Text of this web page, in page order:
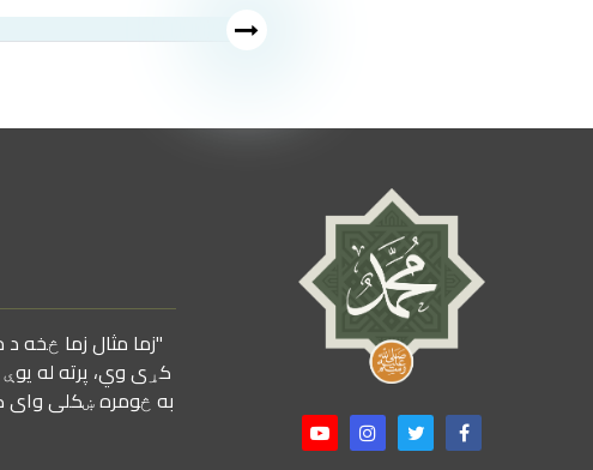
"زما مثال زما څخه
کړی وي، پرته له
به څومره ښکلی وای